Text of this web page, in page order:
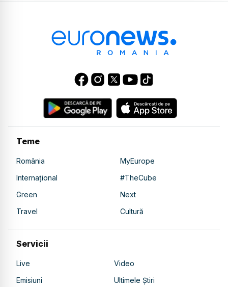
Teme
România
MyEurope
Internațional
#TheCube
Green
Next
Travel
Cultură
Servicii
Live
Video
Emisiuni
Ultimele Știri